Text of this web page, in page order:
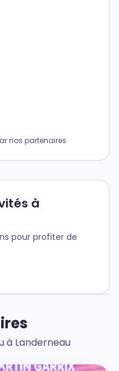
nos partenaires
à
pour profiter de
à Landerneau